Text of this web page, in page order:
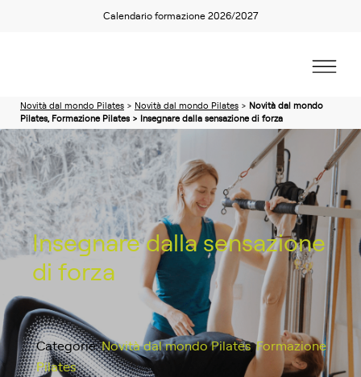
Calendario formazione 2026/2027
Novità dal mondo Pilates > Novità dal mondo Pilates > Novità dal mondo
Pilates, Formazione Pilates > Insegnare dalla sensazione di forza
Insegnare dalla sensazione
di forza
Categorie:Novità dal mondo Pilates,Formazione
Pilates